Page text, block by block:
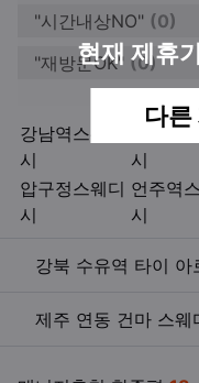
현재 제휴
다른
"시간내상NO" (0)
"재방문OK" (0)
강남역스웨디
시
역삼동
시
압구정스웨디
시
언주역
시
키워드
관련자료
강북 수유역 타이
제주 연동 건마 스